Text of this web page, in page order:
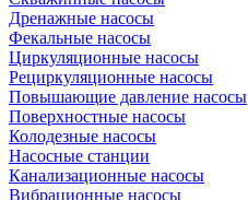
Дренажные насосы
Фекальные насосы
Циркуляционные насосы
Рециркуляционные насосы
Повышающие давление насосы
Поверхностные насосы
Колодезные насосы
Насосные станции
Канализационные насосы
Вибрационные насосы